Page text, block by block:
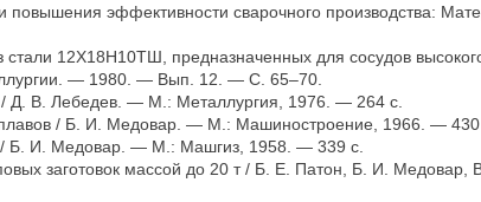
эффективности сварочного производства:
стали 12Х18Н10ТШ, предназначенных для сосудов
— 1980. — Вып. 12. — С. 65–70.
/ Д. В. Лебедев. — М.: Металлургия, 1976. — 264 с.
/ Б. И. Медовар. — М.: Машиностроение, 1966. — 430
/ Б. И. Медовар. — М.: Машгиз, 1958. — 339 с.
заготовок массой до 20 т / Б. Е. Патон, Б. И. Медовар,